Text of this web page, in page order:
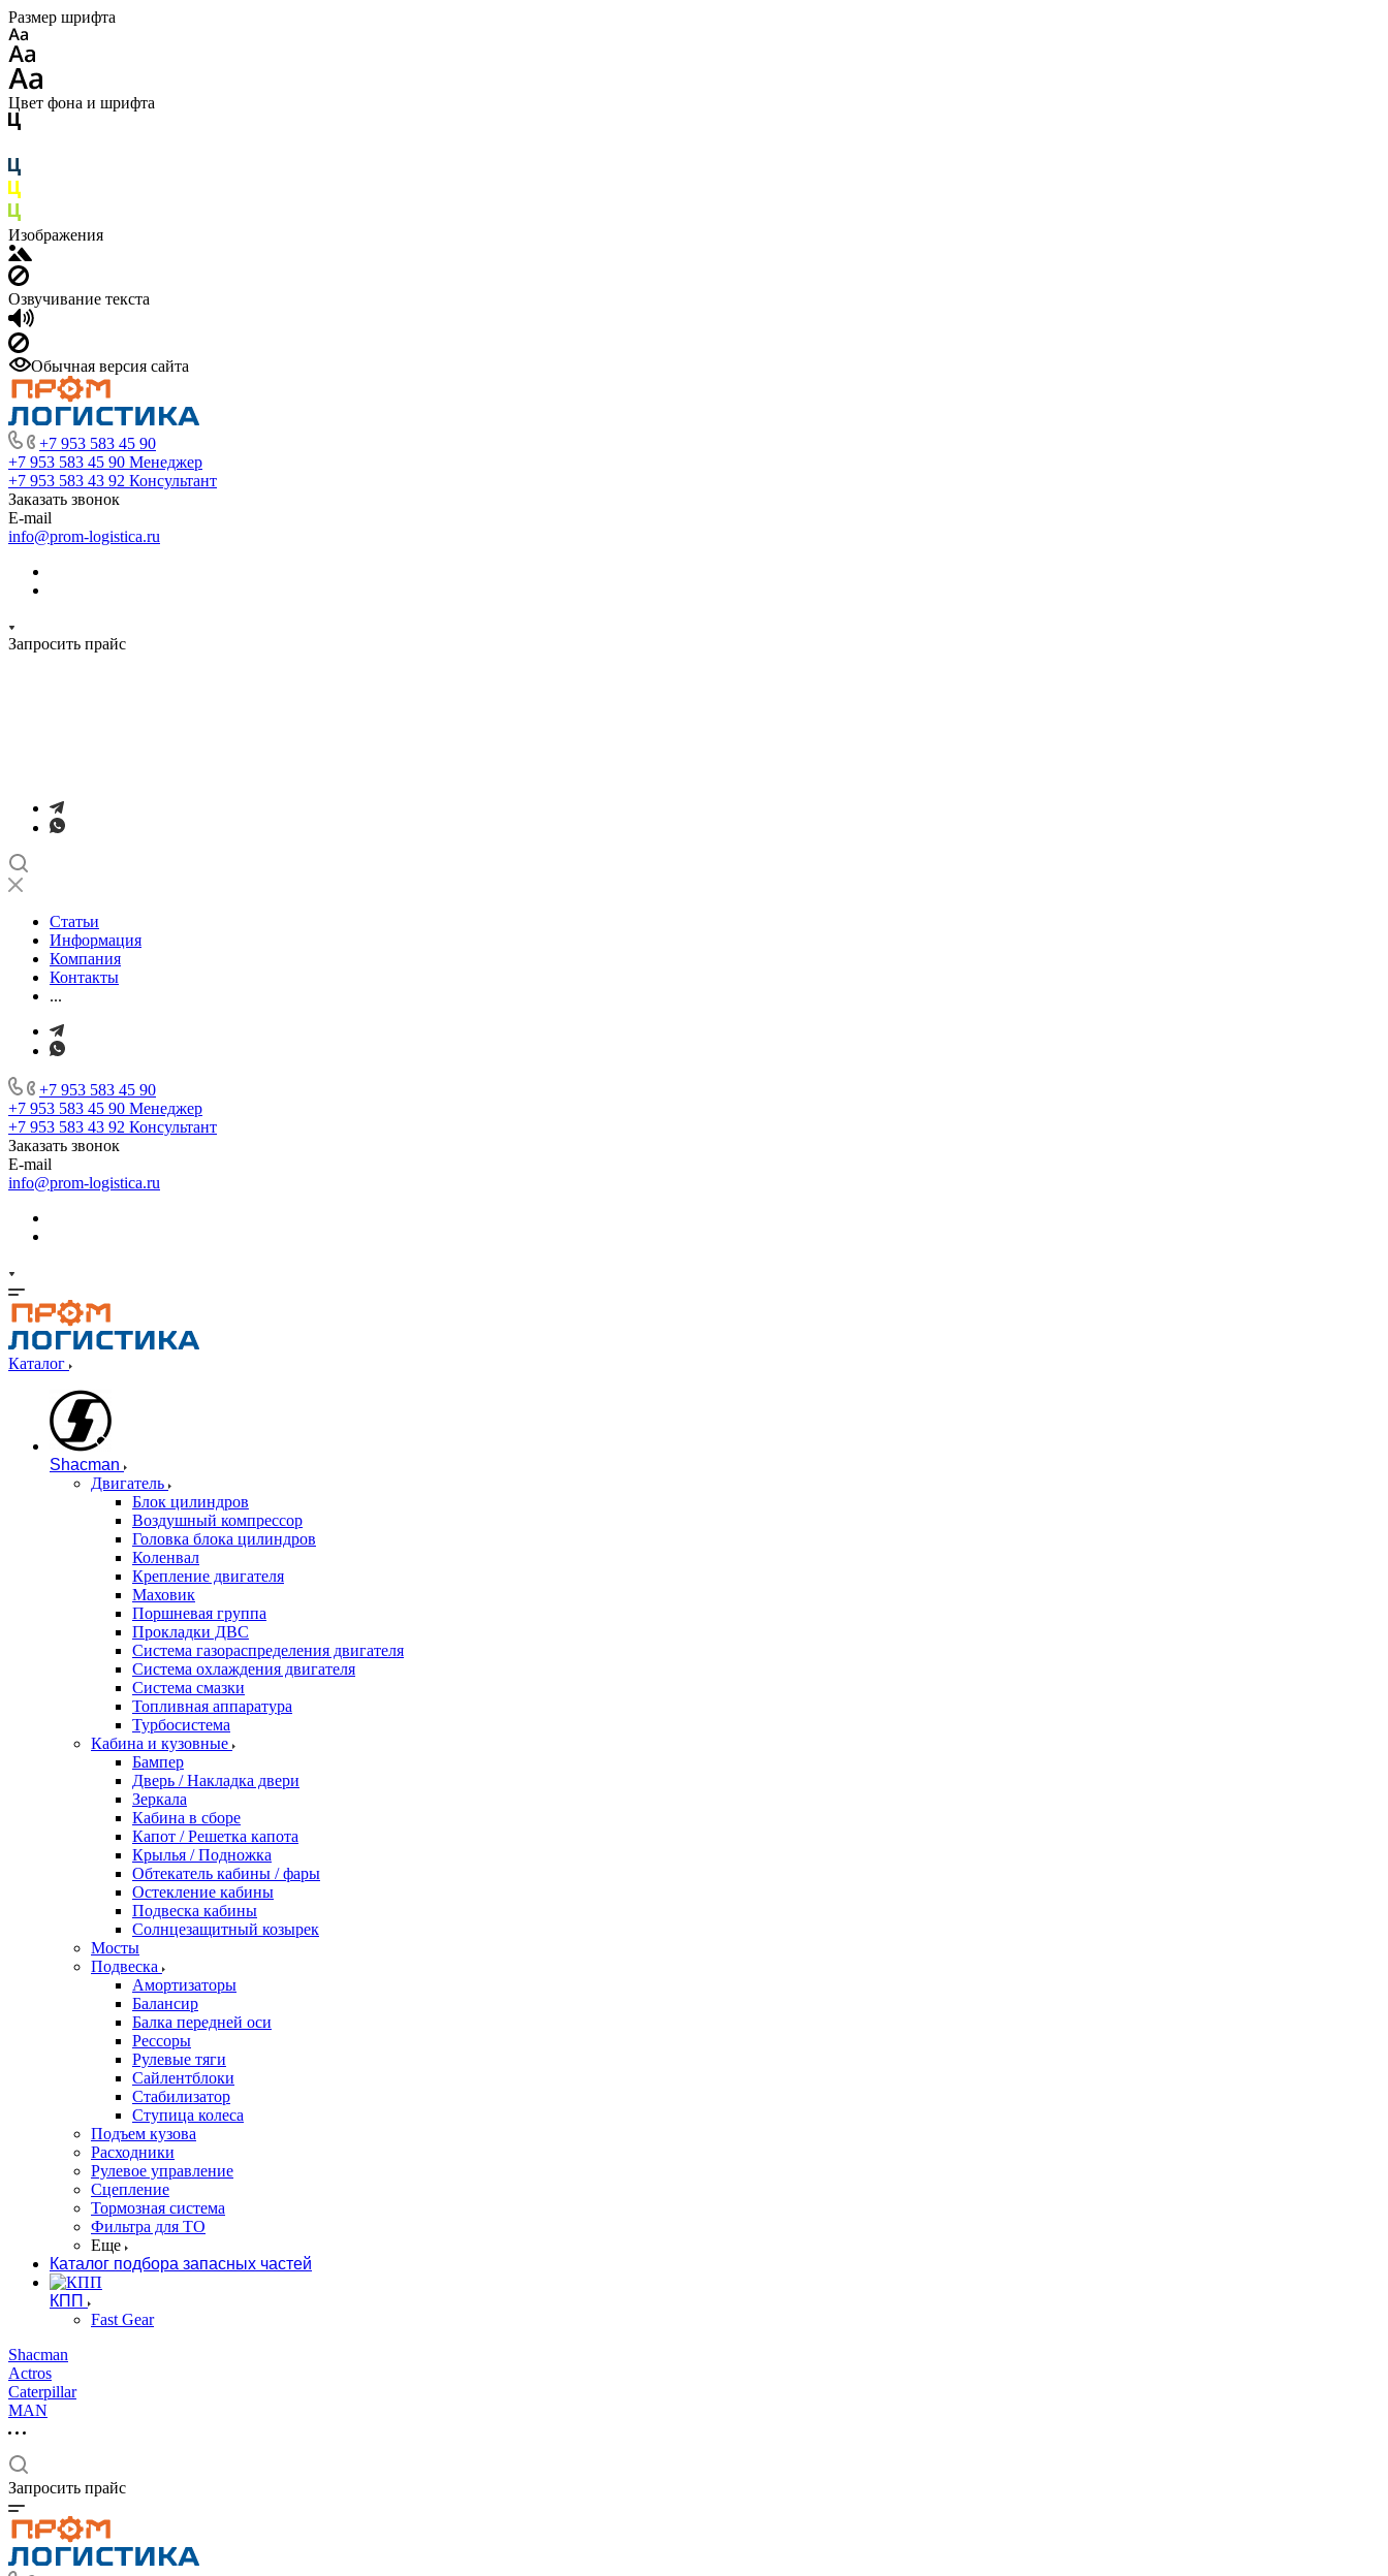
Размер шрифта
Цвет фона и шрифта
Изображения
Озвучивание текста
Обычная версия сайта
+7 953 583 45 90
+7 953 583 45 90 Менеджер
+7 953 583 43 92 Консультант
Заказать звонок
E-mail
info@prom-logistica.ru
Запросить прайс
Статьи
Информация
Компания
Контакты
...
+7 953 583 45 90
+7 953 583 45 90 Менеджер
+7 953 583 43 92 Консультант
Заказать звонок
E-mail
info@prom-logistica.ru
Каталог
Shacman
Двигатель
Блок цилиндров
Воздушный компрессор
Головка блока цилиндров
Коленвал
Крепление двигателя
Маховик
Поршневая группа
Прокладки ДВС
Система газораспределения двигателя
Система охлаждения двигателя
Система смазки
Топливная аппаратура
Турбосистема
Кабина и кузовные
Бампер
Дверь / Накладка двери
Зеркала
Кабина в сборе
Капот / Решетка капота
Крылья / Подножка
Обтекатель кабины / фары
Остекление кабины
Подвеска кабины
Солнцезащитный козырек
Мосты
Подвеска
Амортизаторы
Балансир
Балка передней оси
Рессоры
Рулевые тяги
Сайлентблоки
Стабилизатор
Ступица колеса
Подъем кузова
Расходники
Рулевое управление
Сцепление
Тормозная система
Фильтра для ТО
Еще
Каталог подбора запасных частей
КПП
Fast Gear
Shacman
Actros
Caterpillar
MAN
Запросить прайс